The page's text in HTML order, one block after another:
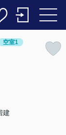
空室1
建